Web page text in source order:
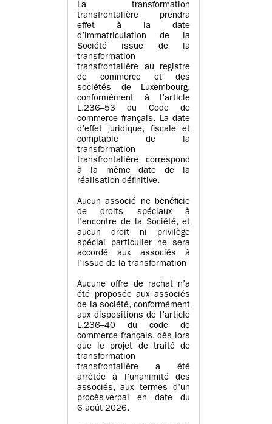
La transformation
transfrontalière prendra
effet à la date
d’immatriculation de la
Société issue de la
transformation
transfrontalière au registre
de commerce et des
sociétés de Luxembourg,
conformément à l’article
L.236–53 du Code de
commerce français. La date
d’effet juridique, fiscale et
comptable de la
transformation
transfrontalière correspond
à la même date de la
réalisation définitive.
Aucun associé ne bénéficie
de droits spéciaux à
l’encontre de la Société, et
aucun droit ni privilège
spécial particulier ne sera
accordé aux associés à
l’issue de la transformation
Aucune offre de rachat n’a
été proposée aux associés
de la société, conformément
aux dispositions de l’article
L.236–40 du code de
commerce français, dès lors
que le projet de traité de
transformation
transfrontalière a été
arrêtée à l’unanimité des
associés, aux termes d’un
procès-verbal en date du
6 août 2026.